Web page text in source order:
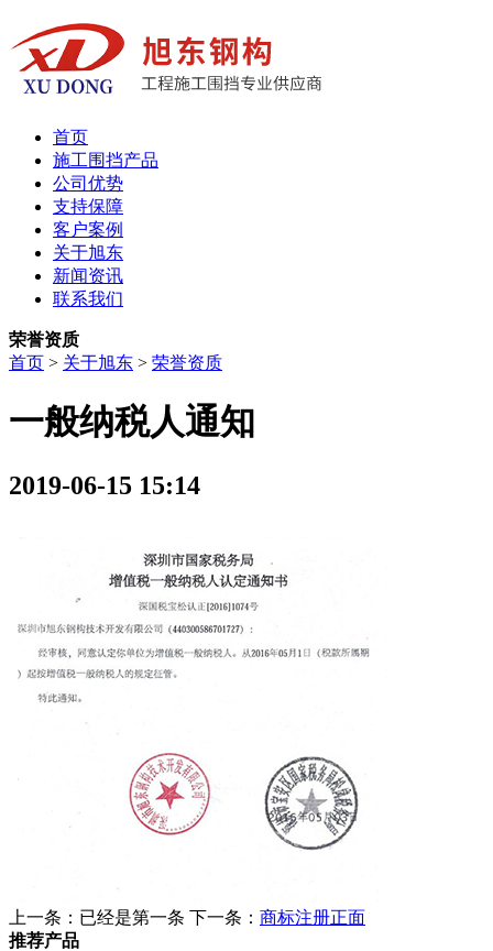
首页
施工围挡产品
公司优势
支持保障
客户案例
关于旭东
新闻资讯
联系我们
荣誉资质
首页 > 关于旭东 > 荣誉资质
一般纳税人通知
2019-06-15 15:14
上一条：已经是第一条 下一条： 商标注册正面
推荐产品